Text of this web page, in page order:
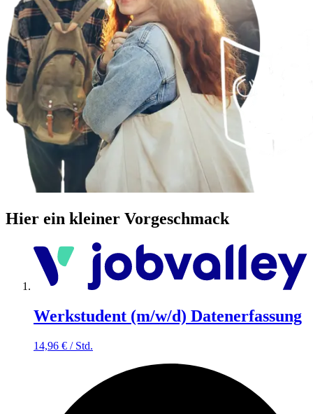
Hier ein kleiner Vorgeschmack
Werkstudent (m/w/d) Datenerfassung
14,96 € / Std.